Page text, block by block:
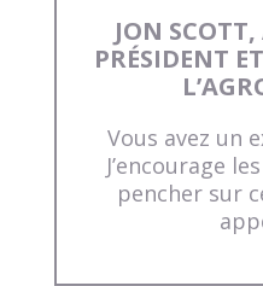
JON
PRÉSIDENT
Vous avez un
J’encourage
pencher sur